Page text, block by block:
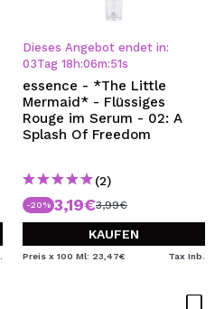
Dieses Angebot endet in:
03Tag 18 h:06m:50s
essence - *The Little
Mermaid* - Flüssiges
Rouge im Serum - 02: A
Splash Of Freedom
(2)
-20% 3,19€3,99€
KAUFEN
Preis x 100 Ml: 23,47€ Tax Inb.